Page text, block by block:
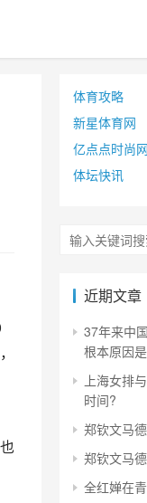
体育攻略
新星体育网
亿点点时尚网
体坛快讯
近期文章
37年来中
根本原因
上海女排
时间?
郑钦文马
郑钦文马
全红婵在